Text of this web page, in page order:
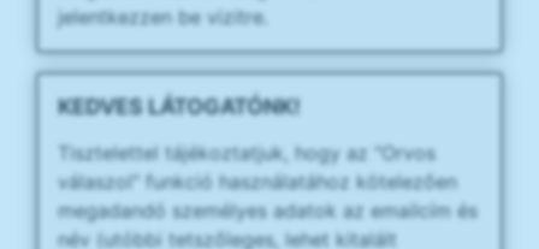
jelentkezzen be vizitre.
KEDVES LÁTOGATÓNK!
Tisztelettel tájékoztatjuk, hogy az "Orvos
válaszol" funkció használatához kötelezően
megadandó személyes adatok az emailcím és
név (utóbbi tetszőleges, lehet kitalált